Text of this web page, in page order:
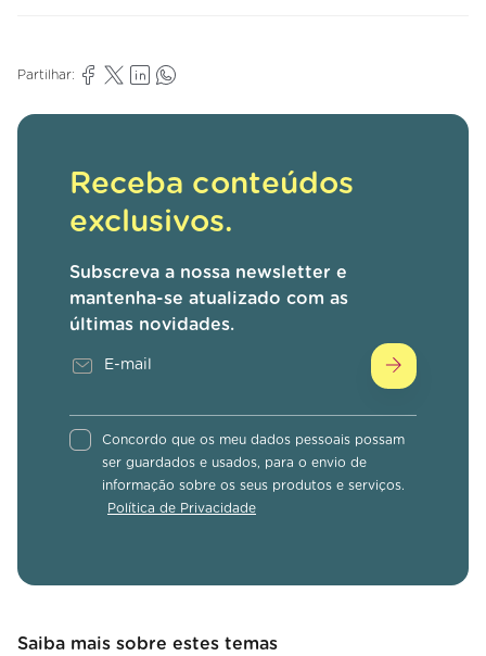
Partilhar:
Receba conteúdos
exclusivos.
Subscreva a nossa newsletter e
mantenha-se atualizado com as
últimas novidades.
Concordo que os meu dados pessoais possam
ser guardados e usados, para o envio de
informação sobre os seus produtos e serviços.
Política de Privacidade
Saiba mais sobre estes temas